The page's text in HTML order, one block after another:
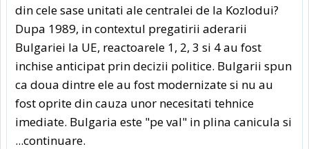
din cele sase unitati ale centralei de la Kozlodui?
Dupa 1989, in contextul pregatirii aderarii
Bulgariei la UE, reactoarele 1, 2, 3 si 4 au fost
inchise anticipat prin decizii politice. Bulgarii spun
ca doua dintre ele au fost modernizate si nu au
fost oprite din cauza unor necesitati tehnice
imediate. Bulgaria este "pe val" in plina ca­nicula si
...continuare.